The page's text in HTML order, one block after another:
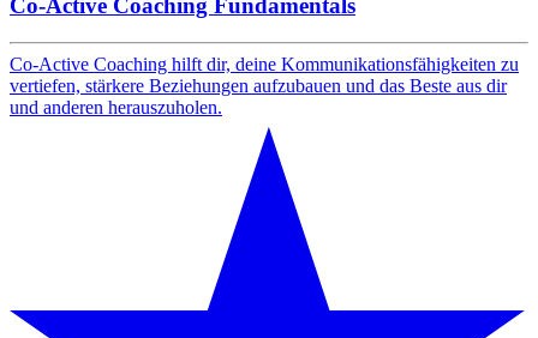
Co-Active Coaching Fundamentals
Co-Active Coaching hilft dir, deine Kommunikationsfähigkeiten zu
vertiefen, stärkere Beziehungen aufzubauen und das Beste aus dir
und anderen herauszuholen.